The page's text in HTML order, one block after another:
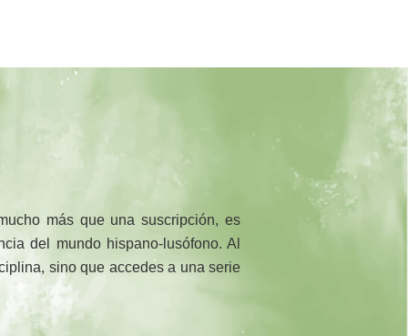
más que una suscripción, es
del mundo hispano-lusófono. Al
sino que accedes a una serie